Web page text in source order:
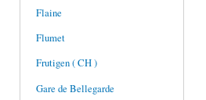
Flaine
Flumet
Frutigen ( CH )
Gare de Bellegarde